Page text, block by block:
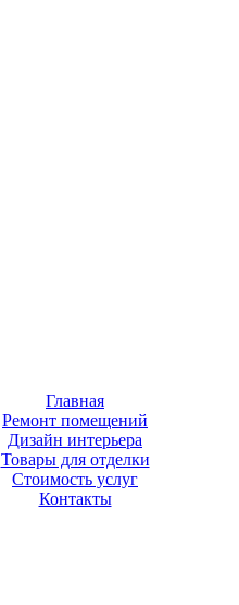
Главная
Ремонт помещений
Дизайн интерьера
Товары для отделки
Стоимость услуг
Контакты